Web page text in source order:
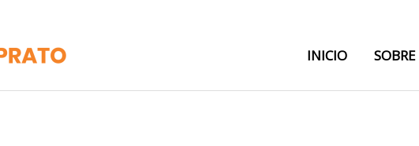
INICIO